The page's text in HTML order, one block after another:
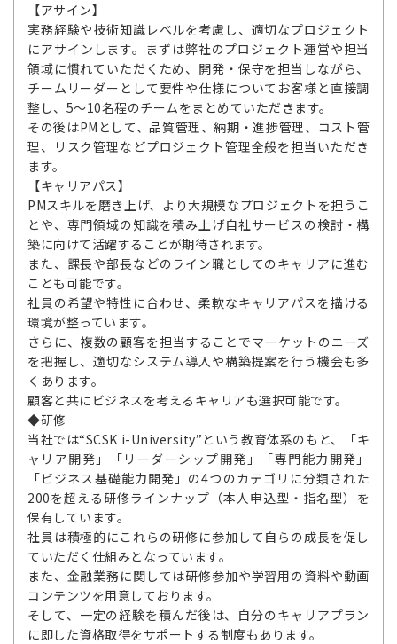
【アサイン】
実務経験や技術知識レベルを考慮し、適切なプロジェクト
にアサインします。まずは弊社のプロジェクト運営や担当
領域に慣れていただくため、開発・保守を担当しながら、
チームリーダーとして要件や仕様についてお客様と直接調
整し、5～10名程のチームをまとめていただきます。
その後はPMとして、品質管理、納期・進捗管理、コスト管
理、リスク管理などプロジェクト管理全般を担当いただき
ます。
【キャリアパス】
PMスキルを磨き上げ、より大規模なプロジェクトを担うこ
とや、専門領域の知識を積み上げ自社サービスの検討・構
築に向けて活躍することが期待されます。
また、課長や部長などのライン職としてのキャリアに進む
ことも可能です。
社員の希望や特性に合わせ、柔軟なキャリアパスを描ける
環境が整っています。
さらに、複数の顧客を担当することでマーケットのニーズ
を把握し、適切なシステム導入や構築提案を行う機会も多
くあります。
顧客と共にビジネスを考えるキャリアも選択可能です。
◆研修
当社では“SCSK i-University”という教育体系のもと、「キ
ャリア開発」「リーダーシップ開発」「専門能力開発」
「ビジネス基礎能力開発」の4つのカテゴリに分類された
200を超える研修ラインナップ（本人申込型・指名型）を
保有しています。
社員は積極的にこれらの研修に参加して自らの成長を促し
ていただく仕組みとなっています。
また、金融業務に関しては研修参加や学習用の資料や動画
コンテンツを用意しております。
そして、一定の経験を積んだ後は、自分のキャリアプラン
に即した資格取得をサポートする制度もあります。